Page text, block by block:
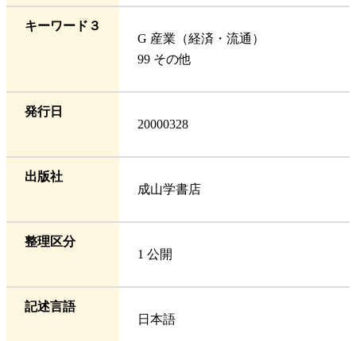
キーワード３
G 産業（経済・流通）
99 その他
発行日
20000328
出版社
成山学書店
整理区分
1 公開
記述言語
日本語